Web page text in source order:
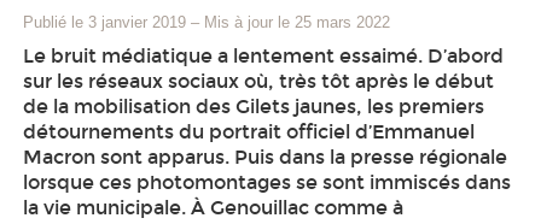
Publié le 3 janvier 2019 – Mis à jour le 25 mars 2022
Le bruit médiatique a lentement essaimé. D’abord
sur les réseaux sociaux où, très tôt après le début
de la mobilisation des Gilets jaunes, les premiers
détournements du portrait officiel d’Emmanuel
Macron sont apparus. Puis dans la presse régionale
lorsque ces photomontages se sont immiscés dans
la vie municipale. À Genouillac comme à